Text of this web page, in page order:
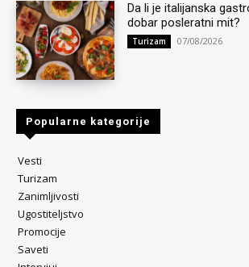
Da li je italijanska
dobar posleratni mit?
Turizam 07/08/2026
Popularne kategorije
Vesti
Turizam
Zanimljivosti
Ugostiteljstvo
Promocije
Saveti